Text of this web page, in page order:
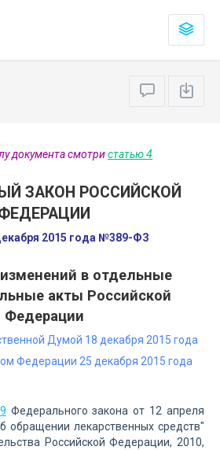
документа смотристатью 4
ЗАКОН РОССИЙСКОЙ
2015 года №389-ФЗ
в отдельные
акты Российской
Федерации
Думой 18 декабря 2015 года
Федерации 25 декабря 2015 года
Федерального закона от 12 апреля
лекарственных средств"
Российской Федерации, 2010,